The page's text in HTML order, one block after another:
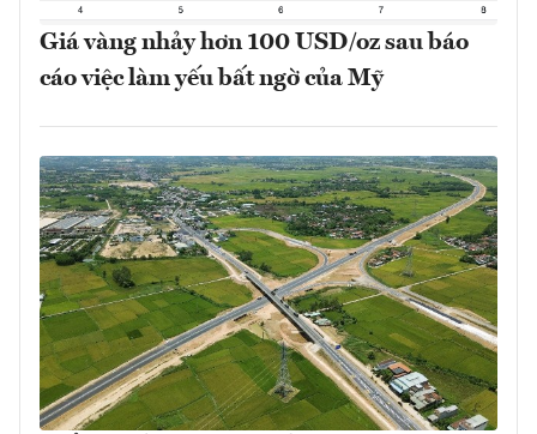
Giá vàng nhảy hơn 100 USD/oz sau báo
cáo việc làm yếu bất ngờ của Mỹ